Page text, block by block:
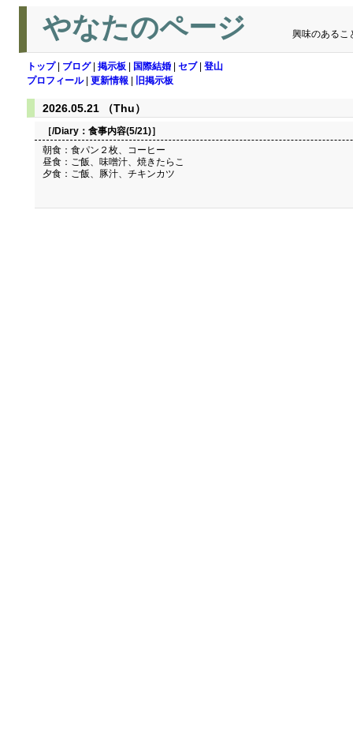
やなたのページ 興味のあるこ
トップ| ブログ| 掲示板 国際結婚 セブ| 登山
プロフィール| 更新情報 旧掲示板
2026.05.21 （Thu）
［/Diary： 食事内容(5/21)］
朝食：食パン２枚、コーヒー
昼食：ご飯、味噌汁、焼きたらこ
夕食：ご飯、豚汁、チキンカツ